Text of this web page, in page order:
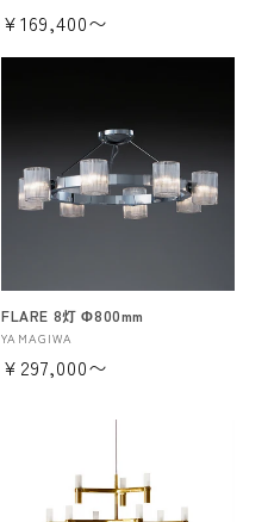
売
通
常
¥169,400〜
FLARE 8灯 Φ800mm
販
売
YAMAGIWA
通
¥297,000〜